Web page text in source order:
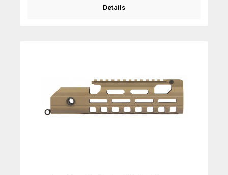
Details